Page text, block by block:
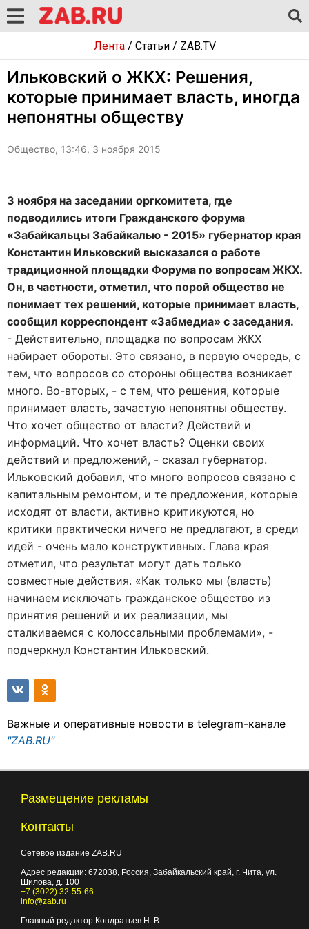
Лента/ Статьи/ ZAB.TV
Ильковский о ЖКХ: Решения,
которые принимает власть, иногда
непонятны обществу
Общество, 13:46, 3 ноября 2015
3 ноября на заседании оргкомитета, где
подводились итоги Гражданского форума
«Забайкальцы Забайкалью - 2015» губернатор края
Константин Ильковский высказался о работе
традиционной площадки Форума по вопросам ЖКХ.
Он, в частности, отметил, что порой общество не
понимает тех решений, которые принимает власть,
сообщил корреспондент «Забмедиа» с заседания.
- Действительно, площадка по вопросам ЖКХ
набирает обороты. Это связано, в первую очередь, с
тем, что вопросов со стороны общества возникает
много. Во-вторых, - с тем, что решения, которые
принимает власть, зачастую непонятны обществу.
Что хочет общество от власти? Действий и
информаций. Что хочет власть? Оценки своих
действий и предложений, - сказал губернатор.
Ильковский добавил, что много вопросов связано с
капитальным ремонтом, и те предложения, которые
исходят от власти, активно критикуются, но
критики практически ничего не предлагают, а среди
идей - очень мало конструктивных. Глава края
отметил, что результат могут дать только
совместные действия. «Как только мы (власть)
начинаем исключать гражданское общество из
принятия решений и их реализации, мы
сталкиваемся с колоссальными проблемами», -
подчеркнул Константин Ильковский.
Важные и оперативные новости в telegram-канале
"ZAB.RU"
Размещение рекламы
Контакты
Сетевое издание ZAB.RU
Адрес редакции: 672038, Россия, Забайкальский край, г. Чита, ул.
Шилова, д. 100
+7 (3022) 32-55-66
info@zab.ru
Главный редактор Кондратьев Н. В.